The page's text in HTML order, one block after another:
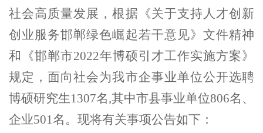
社会高质量发展，根据 《关于支持人才创新
创业服务邯郸绿色崛起若干意见》文件精神
和《邯郸市2022年博硕引才工作实施方案》
规定，面向社会为我市企事业单位公开选聘
博硕研究生1307名,其中市县事业单位806名、
企业501名。 现将有关事项公告如下：